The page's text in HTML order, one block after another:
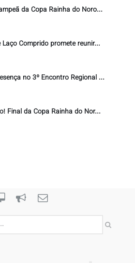
da Copa Rainha do Noro...
Comprido promete reunir...
no 3º Encontro Regional ...
Final da Copa Rainha do Nor...